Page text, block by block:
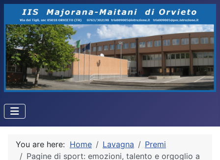
You are here: Home Lavagna
Premi
Pagine di sport: emozioni, talento e orgoglio a